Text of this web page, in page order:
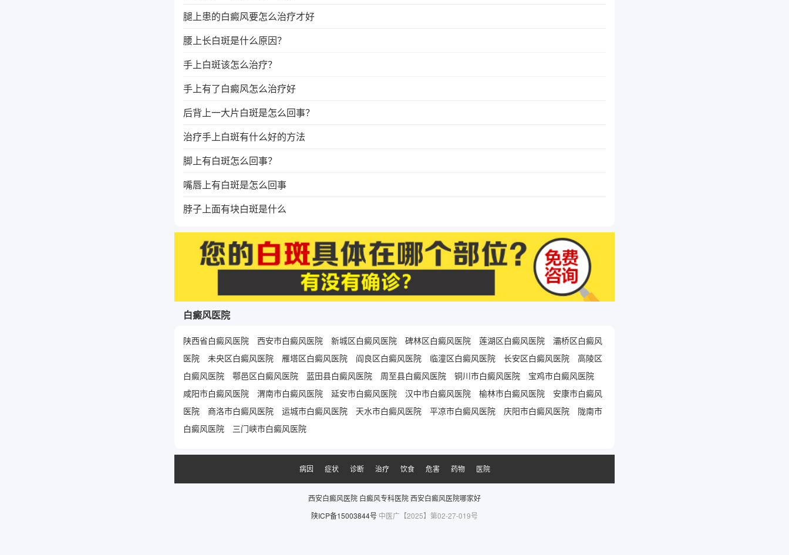
腿上患的白癜风要怎么治疗才好
腰上长白斑是什么原因？
手上白斑该怎么治疗？
手上有了白癜风怎么治疗好
后背上一大片白斑是怎么回事？
治疗手上白斑有什么好的方法
脚上有白斑怎么回事？
嘴唇上有白斑是怎么回事
脖子上面有块白斑是什么
白癜风医院
陕西省白癜风医院 西安市白癜风医院 新城区白癜风医院 碑林区白癜风医院 莲湖区白癜风医院
灞桥区白癜风
医院
未央区白癜风医院 雁塔区白癜风医院 阎良区白癜风医院 临潼区白癜风医院 长安区白癜风医院
高陵区
白癜风医院
鄠邑区白癜风医院 蓝田县白癜风医院 周至县白癜风医院 铜川市白癜风医院
宝鸡市白癜风医院
咸阳市白癜风医院
渭南市白癜风医院 延安市白癜风医院 汉中市白癜风医院 榆林市白癜风医院
安康市白癜风
医院
商洛市白癜风医院 运城市白癜风医院 天水市白癜风医院 平凉市白癜风医院 庆阳市白癜风医院
陇南市
白癜风医院
三门峡市白癜风医院
病因 症状 诊断 治疗 饮食 危害 药物 医院
西安白癜风医院 白癜风专科医院西安白癜风医院哪家好
陕ICP备15003844号 中医广【2025】第02-27-019号